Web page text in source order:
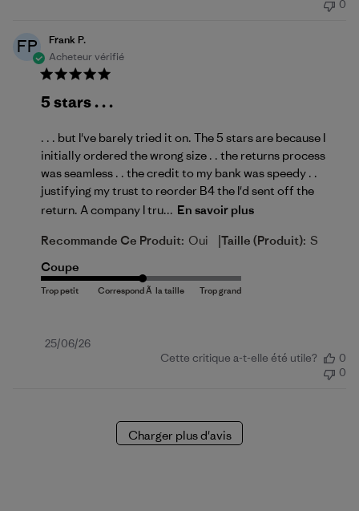
0
FP
Frank P.
Acheteur vérifié
5 stars . . .
. . . but I've barely tried it on. The 5 stars are because I
initially ordered the wrong size . . the returns process
was seamless . . the credit to my bank was speedy . .
justifying my trust to reorder B4 the I'd sent off the
return. A company I tru... En savoir plus
Recommande Ce Produit: Oui |Taille (produit): S
Coupe
Date
25/06/26
Cette critique a-t-elle été utile?
0
0
Charger plus d'avis